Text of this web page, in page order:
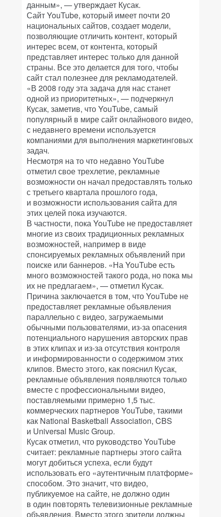
данным», — утверждает Кусак.
Сайт YouTube, который имеет почти 20
национальных сайтов, создает модели,
позволяющие отличить контент, который
интерес всем, от контента, который
представляет интерес только для данной
страны. Все это делается для того, чтобы
сайт стал полезнее для рекламодателей.
«В 2008 году эта задача для нас станет
одной из приоритетных», — подчеркнул
Кусак, заметив, что YouTube, самый
популярный в мире сайт онлайнового видео,
с недавнего времени используется
компаниями для выполнения маркетинговых
задач.
Несмотря на то что недавно YouTube
отметил свое трехлетие, рекламные
возможности он начал предоставлять только
с третьего квартала прошлого года,
и возможности использования сайта для
этих целей пока изучаются.
В частности, пока YouTube не предоставляет
многие из своих традиционных рекламных
возможностей, например в виде
спонсируемых рекламных объявлений при
поиске или баннеров. «На YouTube есть
много возможностей такого рода, но пока мы
их не предлагаем», — отметил Кусак.
Причина заключается в том, что YouTube не
предоставляет рекламные объявления
параллельно с видео, загружаемыми
обычными пользователями, из-за опасения
потенциального нарушения авторских прав
в этих клипах и из-за отсутствия контроля
и информированности о содержимом этих
клипов. Вместо этого, как пояснил Кусак,
рекламные объявления появляются только
вместе с профессиональными видео,
поставляемыми примерно 1,5 тыс.
коммерческих партнеров YouTube, такими
как National Basketball Association, CBS
и Universal Music Group.
Кусак отметил, что руководство YouTube
считает: рекламные партнеры этого сайта
могут добиться успеха, если будут
использовать его «аутентичным платформе»
способом. Это значит, что видео,
публикуемое на сайте, не должно один
в один повторять телевизионные рекламные
объявления. Вместо этого зрители должны